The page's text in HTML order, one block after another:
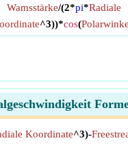
Wamsstärke/(2*pi*Radiale
^3))*cos(
Koordinate^3)-